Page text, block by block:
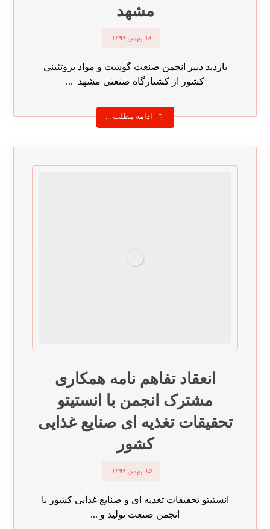
مشهد
۱۸ بهمن ۱۳۹۹
بازدید دبیر انجمن صنعت گوشت و مواد پروتئینی
کشور از کشتارگاه صنعتی مشهد ...
ادامه مطلب ...
انعقاد تفاهم نامه همکاری
مشترک انجمن با انستیتو
تحقیقات تغذیه ای صنایع غذایی
کشور
۱۵ بهمن ۱۳۹۹
انستیتو تحقیقات تغذیه ای و صنایع غذایی کشور با
انجمن صنعت تولید و ...